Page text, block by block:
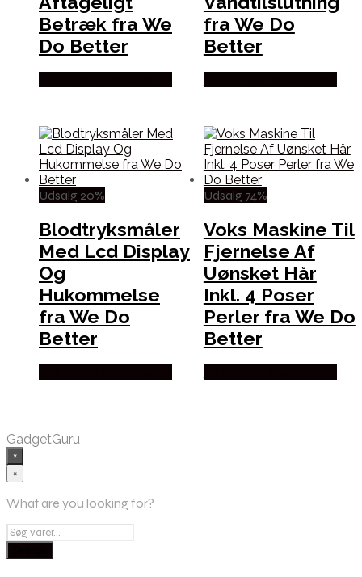
Betræk fra We
Do Better
fra We Do
Better
Udsalg 20%
Blodtryksmåler
Med Lcd Display
Og
Hukommelse
fra We Do
Better
Udsalg 74%
Voks Maskine Til
Fjernelse Af
Uønsket Hår
Inkl. 4 Poser
Perler fra We Do
Better
GadgetGuru
×
×
What are you looking for?